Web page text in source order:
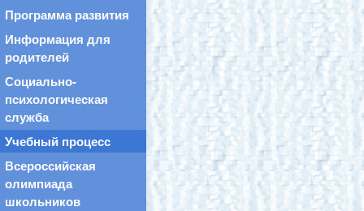
Программа развития
Информация для
родителей
Социально-
психологическая
служба
Учебный процесс
Всероссийская
олимпиада
школьников